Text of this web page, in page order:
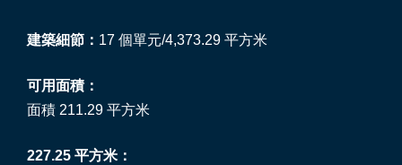
建築細節： 17 個單元/4,373.29 平方米
可用面積：
面積 211.29 平方米
227.25 平方米：